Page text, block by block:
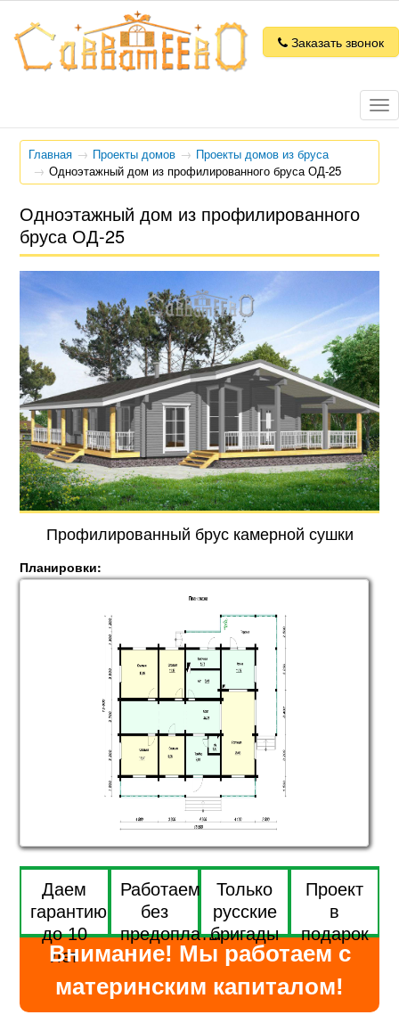
Заказать звонок
Главная Проекты домов
Проекты домов из бруса
Одноэтажный дом из профилированного бруса ОД-25
Одноэтажный дом из профилированного
бруса ОД-25
Профилированный брус камерной сушки
Планировки:
Даем
гарантию
до 10
лет
Работаем
без
предоплаты
Только
русские
бригады
Проект
в
подарок
Внимание! Мы работаем с
материнским капиталом!